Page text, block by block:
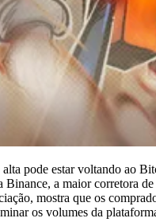
pode estar voltando ao
Binance, a maior corretora
mostra que os
os volumes da